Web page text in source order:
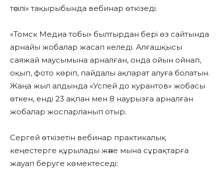
тәсілі» тақырыбында вебинар өткізеді.
«Томск Медиа тобы» былтырдан бері өз сайтында
арнайы жобалар жасап келеді. Алғашқысы
саяжай маусымына арналған, онда ойын ойнап,
оқып, фото көріп, пайдалы ақпарат алуға болатын.
Жаңа жыл алдында «Успей до курантов» жобасы
өткен, енді 23 ақпан мен 8 наурызға арналған
жобалар жоспарланып отыр.
Сергей өткізетін вебинар практикалық
кеңестерге құрылады және мына сұрақтарға
жауап беруге көмектеседі: